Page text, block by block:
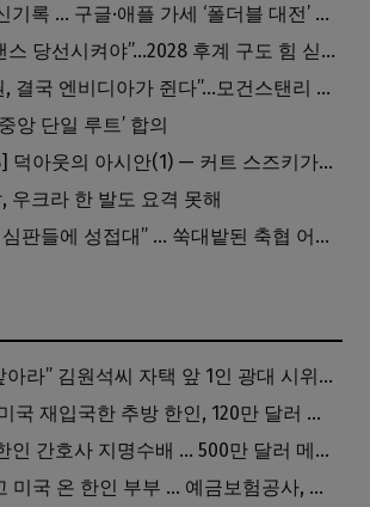
삼성 144만대 신기록 … 구글·애플 가세 ‘폴더블 대전’ 열린다
트럼프 “결국 밴스 당선시켜야”…2028 후계 구도 힘 싣나
“AI 시장 주도권, 결국 엔비디아가 쥔다”…모건스탠리 장담
앙 단일 루트’ 합의
[석승환의 MLB] 덕아웃의 아시안(1) — 커트 스즈키가 우리에게 묻는 것
우크라 한 발도 요격 못해
[충격] “외국인 심판들에 성접대” … 쑥대밭된 축협 어디까지 추락하나
[화제] “내 돈 갚아라” 김원석씨 자택 앞 1인 광대 시위 … 한인 투자사, “108만 달러 못받아”
위조여권으로 미국 재입국한 추방 한인, 120만 달러 은행 사기 행각
연방 당국, LA 한인 간호사 지명수배 … 500만 달러 메디캐어 사기, 선고 직전 한국 도주
’10억 빚’ 안갚고 미국 온 한인 부부 … 예금보험공사, 미국서 소송